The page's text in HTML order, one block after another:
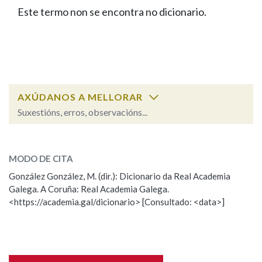
FIGURAS HOMENAXEADAS
PORTAL DAS PALABRAS
Facebook
TwitterYoutubeInstagram
Bluesky
BUSCAR NOS LEMAS
Remata por
BUSCAR NO CONTIDO
Nas definicións
Este termo non se encontra no dicionario.
AXÚDANOS A MELLORAR
Suxestións, erros, observacións...
Observación
Nome
MODO DE CITA
González González, M. (dir.): Dicionario da Real Academia
Galega. A Coruña: Real Academia Galega.
<https://academia.gal/dicionario> [Consultado: <data>]